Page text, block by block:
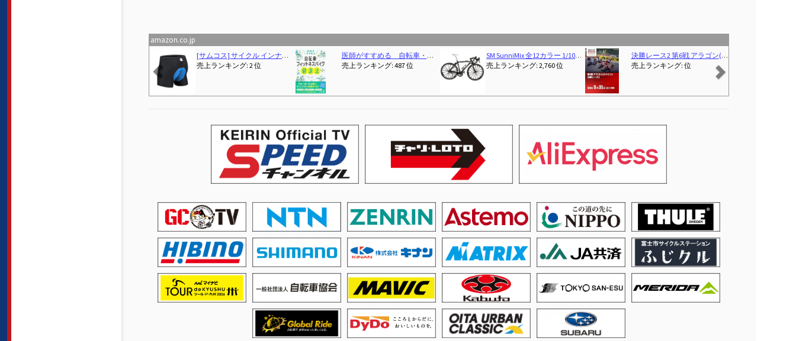
amazon.co.jp
[サムコス] サイクル インナーパンツ 3Dゲルパッド 衝撃吸収 痛み軽減 自転車用 レーサーパンツ スポーツ メンズ 伸縮性 柔軟性 速乾 通気性 吸汗 サイクルウェア マウンテンバイク (JP, アルファベット, L, ブルー)
売上ランキング: 2 位
医師がすすめる 自転車・フィットネスバイク健康法
(2025-12-29T00:00:01Z)
売上ランキング: 487 位
SM SunniMix 全12カラー 1/10スケール 自転車玩具 ダイキャストバイクモデル, 黒#1
売上ランキング: 2,760 位
決勝レース2 第6戦 アラゴン(スペイン) FIM スーパーバイク/スーパースポーツ世界選手権 2026
売上ランキング: 位
Previous Next